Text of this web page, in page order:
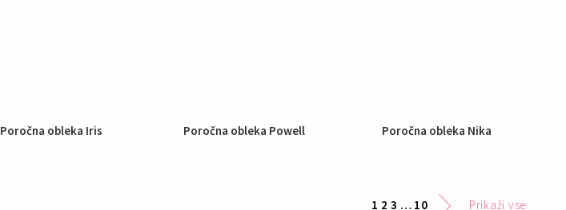
Poročna obleka Iris Poročna obleka Powell Poročna obleka Nika
1 2 3 … 10 Prikaži vse